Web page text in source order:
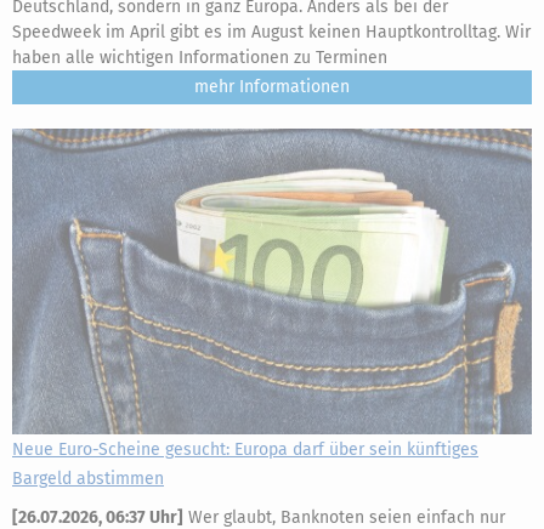
Deutschland, sondern in ganz Europa. Anders als bei der
Speedweek im April gibt es im August keinen Hauptkontrolltag. Wir
haben alle wichtigen Informationen zu Terminen
mehr
Neue Euro-Scheine gesucht: Europa darf über sein künftiges
Bargeld abstimmen
[26.07.2026, 06:37 Uhr] Wer glaubt, Banknoten seien einfach nur